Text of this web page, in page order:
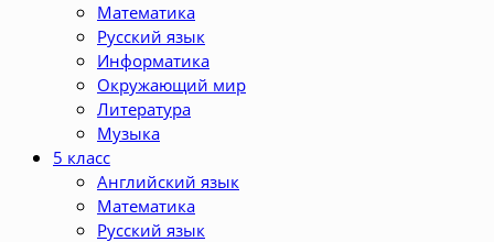
Математика
Русский язык
Информатика
Окружающий мир
Литература
Музыка
5 класс
Английский язык
Математика
Русский язык